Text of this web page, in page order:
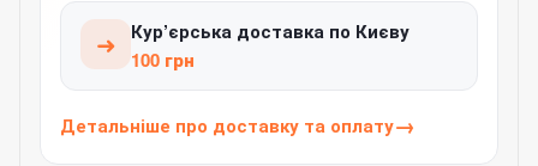
➜
Кур’єрська доставка по Києву
100 грн
Детальніше про доставку та оплату